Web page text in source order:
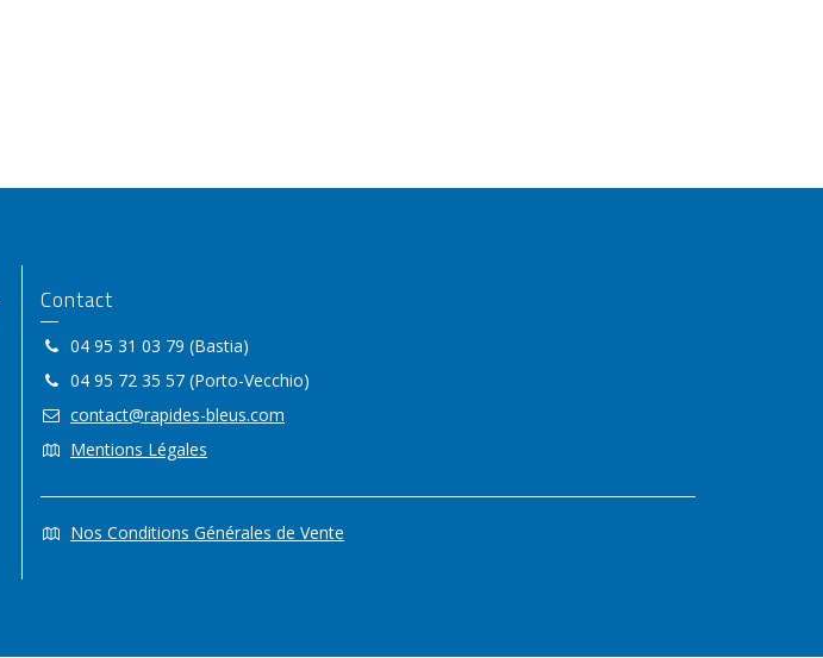
Contact
04 95 31 03 79 (Bastia)
04 95 72 35 57 (Porto-Vecchio)
contact@rapides-bleus.com
Mentions Légales
Nos Conditions Générales de Vente